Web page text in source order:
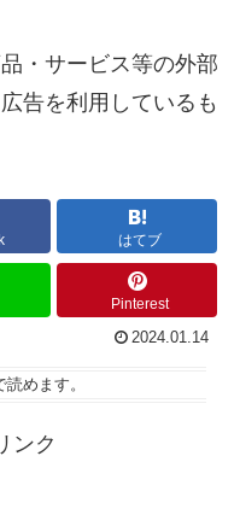
・サービス等の外部
告を利用しているも
はてブ
Pinterest
2024.01.14
読めます。
ンク